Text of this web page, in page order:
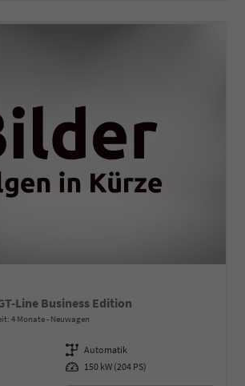
Line Business Edition
4 Monate Neuwagen
Getriebe Automatik
Leistung 150 kW (204 PS)